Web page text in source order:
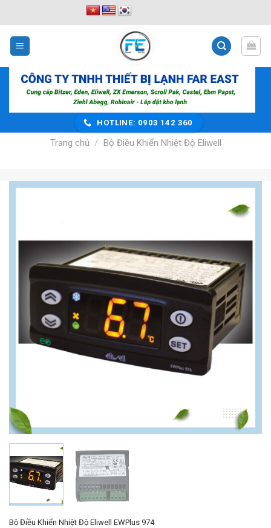
qua
nội
dung
HOTLINE: 0903 142 360
Trang chủ / Bộ Điều Khiển Nhiệt Độ Eliwell
Bộ Điều Khiển Nhiệt Độ Eliwell EWPlus 974